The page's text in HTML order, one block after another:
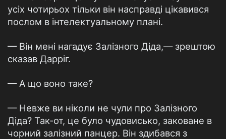
усіх чотирьох тільки він насправді цікавився
послом в інтелектуальному плані.
— Він мені нагадує Залізного Діда,— зрештою
сказав Дарріг.
— А що воно таке?
— Невже ви ніколи не чули про Залізного
Діда? Так-от, це було чудовисько, заковане в
чорний залізний панцер. Він здибався з